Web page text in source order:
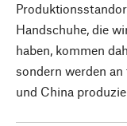
Handschuhe, die
haben, kommen
sondern werden
und China